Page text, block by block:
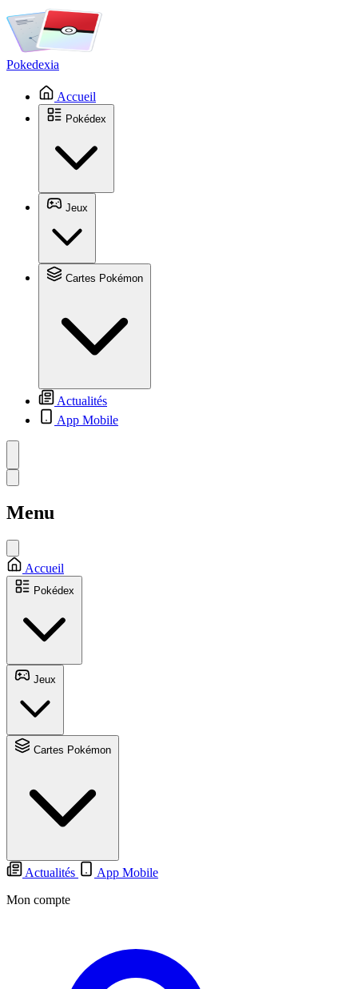
Pokedexia
Accueil
Actualités
App Mobile
Menu
Accueil
Actualités
App Mobile
Mon compte